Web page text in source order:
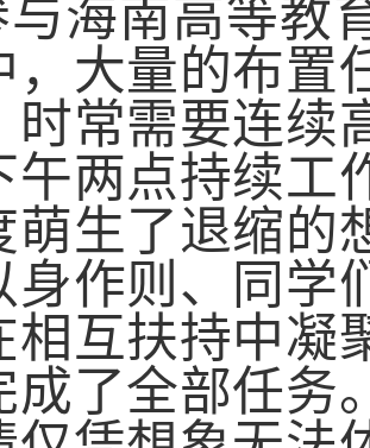
与海南高等教
，大量的布置
时常需要连续
午两点持续工
萌生了退缩的
身作则、同学
相互扶持中凝
成了全部任务